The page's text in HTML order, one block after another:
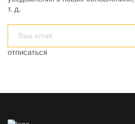
т. д.
отписаться